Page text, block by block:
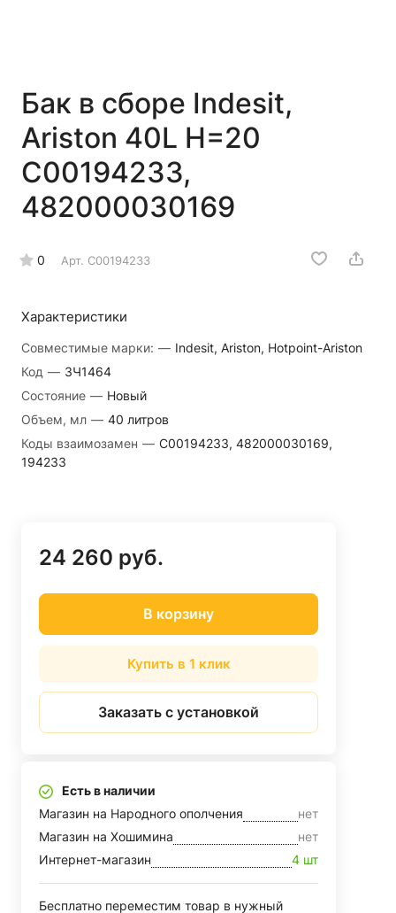
Бак в сборе Indesit,
Ariston 40L H=20
C00194233,
482000030169
0 Арт. C00194233
Характеристики
Совместимые марки: — Indesit, Ariston, Hotpoint-Ariston
Код — ЗЧ1464
Состояние — Новый
Объем, мл — 40 литров
Коды взаимозамен — C00194233, 482000030169,
194233
24 260 руб.
В корзину
Купить в 1 клик
Заказать с установкой
Есть в наличии
Магазин на Народного ополчения
нет
Магазин на Хошимина
нет
Интернет-магазин
4 шт
Бесплатно переместим товар в нужный